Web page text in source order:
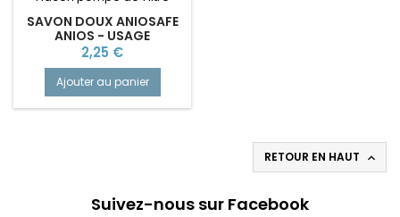
SAVON DOUX ANIOSAFE
ANIOS - USAGE
FRÉQUENT
Prix
2,25 €
Ajouter au panier
RETOUR EN HAUT 
Suivez-nous sur Facebook